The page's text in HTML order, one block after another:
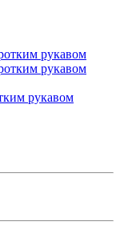
рукавом